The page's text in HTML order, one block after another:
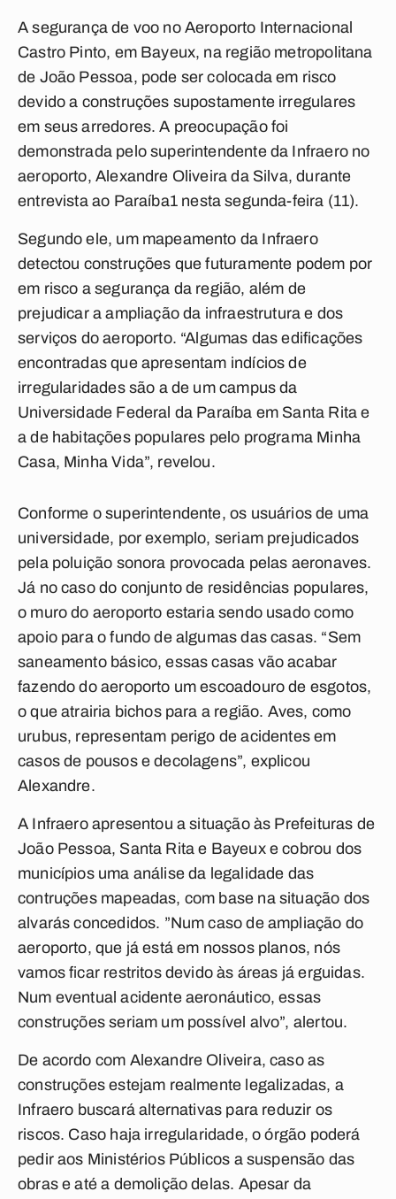
A segurança de voo no Aeroporto Internacional
Castro Pinto, em Bayeux, na região metropolitana
de João Pessoa, pode ser colocada em risco
devido a construções supostamente irregulares
em seus arredores. A preocupação foi
demonstrada pelo superintendente da Infraero no
aeroporto, Alexandre Oliveira da Silva, durante
entrevista ao Paraíba1 nesta segunda-feira (11).
Segundo ele, um mapeamento da Infraero
detectou construções que futuramente podem por
em risco a segurança da região, além de
prejudicar a ampliação da infraestrutura e dos
serviços do aeroporto. “Algumas das edificações
encontradas que apresentam indícios de
irregularidades são a de um campus da
Universidade Federal da Paraíba em Santa Rita e
a de habitações populares pelo programa Minha
Casa, Minha Vida”, revelou.
Conforme o superintendente, os usuários de uma
universidade, por exemplo, seriam prejudicados
pela poluição sonora provocada pelas aeronaves.
Já no caso do conjunto de residências populares,
o muro do aeroporto estaria sendo usado como
apoio para o fundo de algumas das casas. “Sem
saneamento básico, essas casas vão acabar
fazendo do aeroporto um escoadouro de esgotos,
o que atrairia bichos para a região. Aves, como
urubus, representam perigo de acidentes em
casos de pousos e decolagens”, explicou
Alexandre.
A Infraero apresentou a situação às Prefeituras de
João Pessoa, Santa Rita e Bayeux e cobrou dos
municípios uma análise da legalidade das
contruções mapeadas, com base na situação dos
alvarás concedidos. ”Num caso de ampliação do
aeroporto, que já está em nossos planos, nós
vamos ficar restritos devido às áreas já erguidas.
Num eventual acidente aeronáutico, essas
construções seriam um possível alvo”, alertou.
De acordo com Alexandre Oliveira, caso as
construções estejam realmente legalizadas, a
Infraero buscará alternativas para reduzir os
riscos. Caso haja irregularidade, o órgão poderá
pedir aos Ministérios Públicos a suspensão das
obras e até a demolição delas. Apesar da